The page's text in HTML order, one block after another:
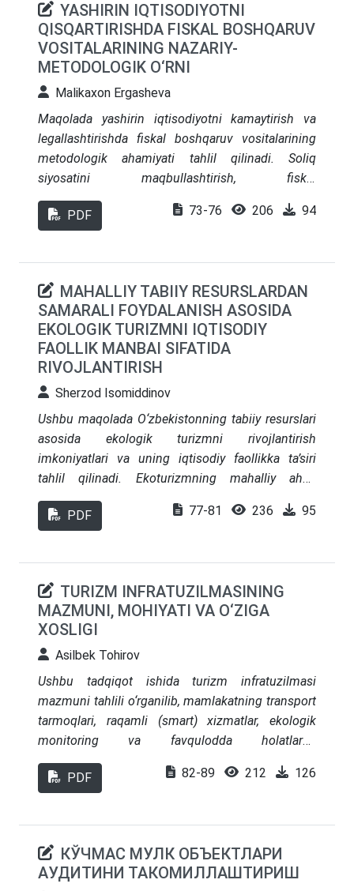
иқтисодиётга мослашув каби жиҳатлари
ёритилган. Шунингдек, корпоратив бошқарув
самарадорлигини баҳолаш индекси (КБСИ)
таклиф этилган бўлиб, у компанияларнинг
рақамли иқтисодиёт талабларига мослашув
даражасини аниқлашда ишончли назарий ва
амалий восита сифатида тавсия этилган.
YASHIRIN IQTISODIYOTNI
QISQARTIRISHDA FISKAL BOSHQARUV
VOSITALARINING NAZARIY-
METODOLOGIK O‘RNI
Malikaxon Ergasheva
Maqolada yashirin iqtisodiyotni kamaytirish va
legallashtirishda fiskal boshqaruv vositalarining
metodologik ahamiyati tahlil qilinadi. Soliq
siyosatini maqbullashtirish, fiskal
raqamlashtirishni keng joriy etish va byudjet
jarayonlarida shaffoflikni ta’minlash norasmiy
tavsiyalar ishlab chiqilgan.
PDF 73-76 206 94
MAHALLIY TABIIY RESURSLARDAN
SAMARALI FOYDALANISH ASOSIDA
EKOLOGIK TURIZMNI IQTISODIY
FAOLLIK MANBAI SIFATIDA
RIVOJLANTIRISH
Sherzod Isomiddinov
Ushbu maqolada O‘zbekistonning tabiiy resurslari
asosida ekologik turizmni rivojlantirish
imkoniyatlari va uning iqtisodiy faollikka ta’siri
tahlil qilinadi. Ekoturizmning mahalliy aholi
bandligiga, hudud infratuzilmasi va kichik
tadbirkorlikka ta’siri yoritilgan. Misol tariqasida
foydalanilgan. Natijalarga ko'ra, ekologik turizmni
kompleks yondashuv asosida rivojlantirish
iqtisodiy barqarorlikka xizmat qilishi mumkinligi
isbotlandi.
PDF 77-81 236 95
TURIZM INFRATUZILMASINING
MAZMUNI, MOHIYATI VA O‘ZIGA
XOSLIGI
Asilbek Tohirov
Ushbu tadqiqot ishida turizm infratuzilmasi
mazmuni tahlili o‘rganilib, mamlakatning transport
tarmoqlari, raqamli (smart) xizmatlar, ekologik
monitoring va favqulodda holatlarga
moslashuvchanlik komponentlarini o‘z ichiga
olgan kompleks yondashuv asosida infratuzilma
keyingi moslashuv (resilience) omillari tahlil
qilinadi. Shu bilan birga, mintaqaviy
PDF 82-89 212 126
КЎЧМАС МУЛК ОБЪЕКТЛАРИ
АУДИТИНИ ТАКОМИЛЛАШТИРИШ